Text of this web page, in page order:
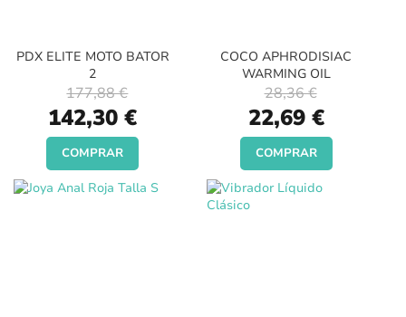
PDX ELITE MOTO BATOR
2
Special
Price
142,30 €
177,88 €
COMPRAR
COCO APHRODISIAC
WARMING OIL
Special
Price
22,69 €
28,36 €
COMPRAR